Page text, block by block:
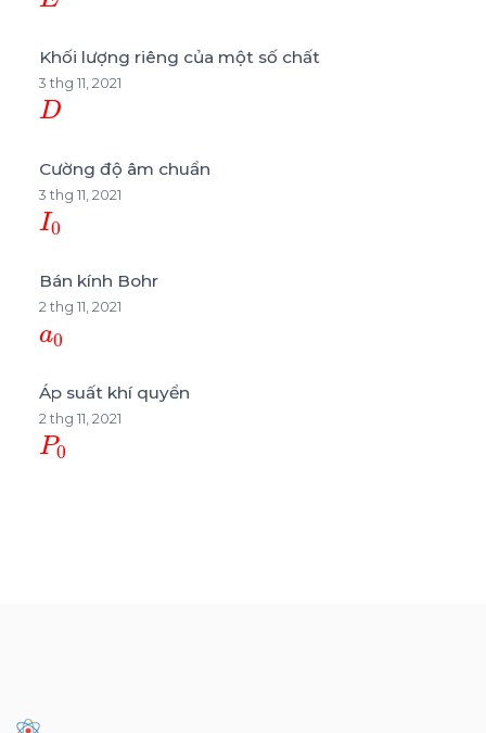
Khối lượng riêng của một số chất
3 thg 11, 2021
D
Cường độ âm chuẩn
3 thg 11, 2021
I0
Bán kính Bohr
2 thg 11, 2021
a0
Áp suất khí quyển
2 thg 11, 2021
P0